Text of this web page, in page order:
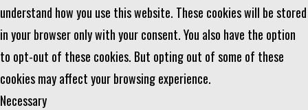
understand how you use this website. These cookies will be stored
in your browser only with your consent. You also have the option
to opt-out of these cookies. But opting out of some of these
cookies may affect your browsing experience.
Necessary